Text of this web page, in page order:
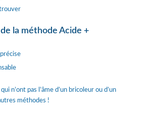
la méthode Acide +
n’ont pas l’âme d’un bricoleur ou d’un
méthodes !